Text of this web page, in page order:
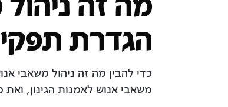
הגדרת
כדי להבין מה זה ניהול משאבי
משאבי אנוש לאמנות הגינון,